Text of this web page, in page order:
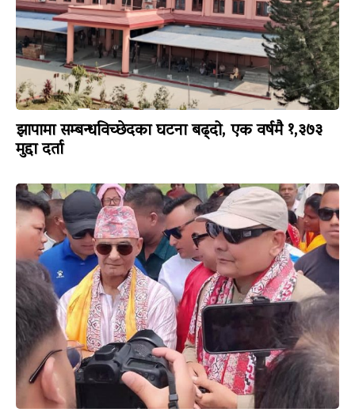
झापामा सम्बन्धविच्छेदका घटना बढ्दो, एक वर्षमै १,३७३
मुद्दा दर्ता